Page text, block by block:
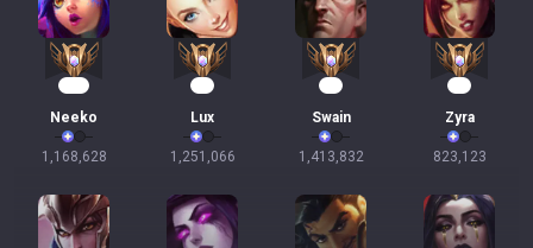
Neeko
1,168,628
Lux
1,251,066
Swain
1,413,832
Zyra
823,123